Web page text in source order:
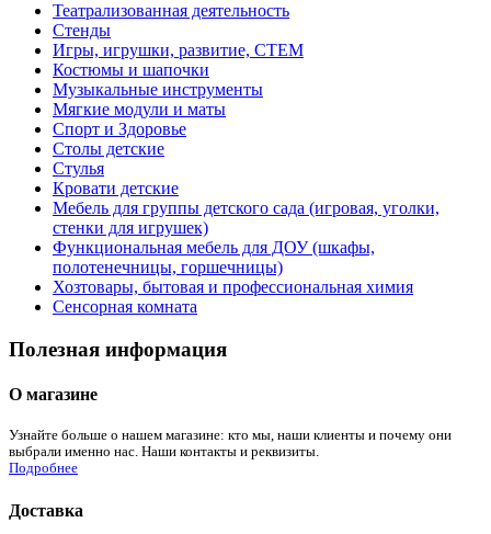
Театрализованная деятельность
Стенды
Игры, игрушки, развитие, СТЕМ
Костюмы и шапочки
Музыкальные инструменты
Мягкие модули и маты
Спорт и Здоровье
Столы детские
Стулья
Кровати детские
Мебель для группы детского сада (игровая, уголки,
стенки для игрушек)
Функциональная мебель для ДОУ (шкафы,
полотенечницы, горшечницы)
Хозтовары, бытовая и профессиональная химия
Сенсорная комната
Полезная информация
О магазине
Узнайте больше о нашем магазине: кто мы, наши клиенты и почему они
выбрали именно нас. Наши контакты и реквизиты.
Подробнее
Доставка